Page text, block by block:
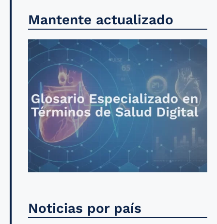
Mantente actualizado
Noticias por país